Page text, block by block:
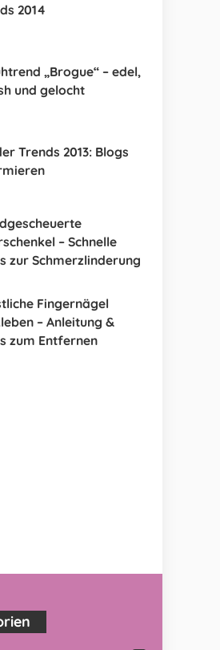
2014
„Brogue“ – edel,
und gelocht
Trends 2013: Blogs
– Schnelle
zur Schmerzlinderung
Fingernägel
– Anleitung &
zum Entfernen